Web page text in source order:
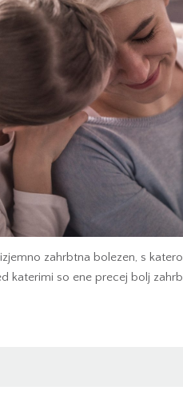
zahrbtna bolezen, s
katerimi so ene precej bolj